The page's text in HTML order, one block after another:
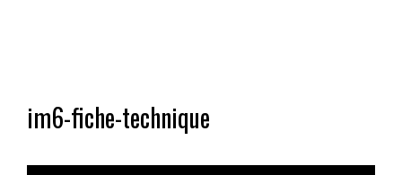
im6-fiche-technique